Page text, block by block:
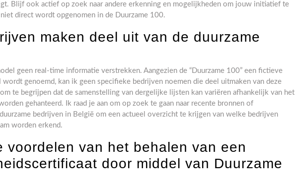
Blijf ook actief op zoek naar andere erkenning en mogelijkheden om jouw initiatief te
direct wordt opgenomen in de Duurzame 100.
maken deel uit van de duurzame
geen real-time informatie verstrekken. Aangezien de “Duurzame 100” een fictieve
genoemd, kan ik geen specifieke bedrijven noemen die deel uitmaken van deze
te begrijpen dat de samenstelling van dergelijke lijsten kan variëren afhankelijk van het
gehanteerd. Ik raad je aan om op zoek te gaan naar recente bronnen of
bedrijven in België om een actueel overzicht te krijgen van welke bedrijven
worden erkend.
voordelen van het behalen van een
door middel van Duurzame